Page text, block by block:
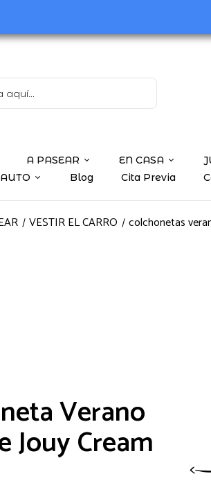
A PASEAR EN CASA
Blog Cita Previa
VESTIR EL CARRO colchonetas
Verano
Jouy Cream